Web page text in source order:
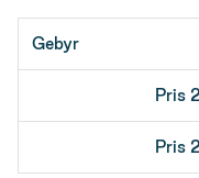
Gebyr
Pris 2025